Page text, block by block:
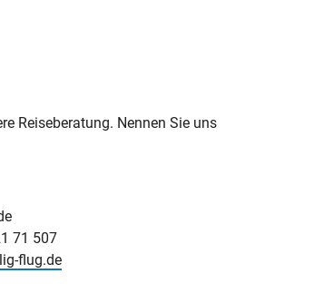
Reiseberatung. Nennen Sie uns
71 507
flug.de